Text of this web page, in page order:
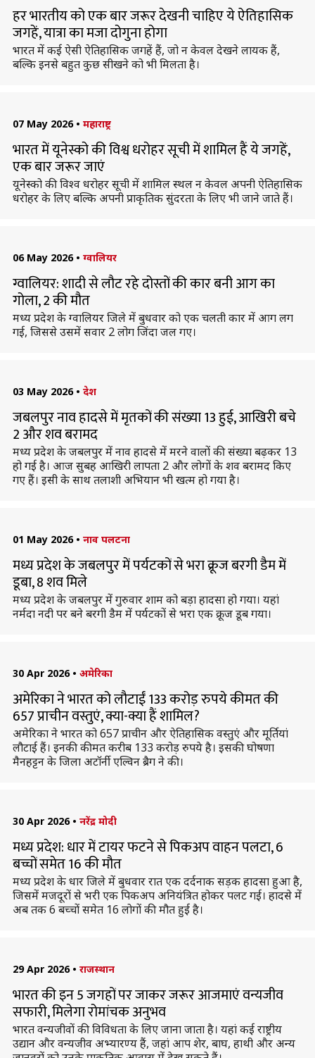
हर भारतीय को एक बार जरूर देखनी चाहिए ये ऐतिहासिक
जगहें, यात्रा का मजा दोगुना होगा
भारत में कई ऐसी ऐतिहासिक जगहें हैं, जो न केवल देखने लायक हैं,
बल्कि इनसे बहुत कुछ सीखने को भी मिलता है।
07 May 2026 • महाराष्ट्र
भारत में यूनेस्को की विश्व धरोहर सूची में शामिल हैं ये जगहें,
एक बार जरूर जाएं
यूनेस्को की विश्व धरोहर सूची में शामिल स्थल न केवल अपनी ऐतिहासिक
धरोहर के लिए बल्कि अपनी प्राकृतिक सुंदरता के लिए भी जाने जाते हैं।
06 May 2026 • ग्वालियर
ग्वालियर: शादी से लौट रहे दोस्तों की कार बनी आग का
गोला, 2 की मौत
मध्य प्रदेश के ग्वालियर जिले में बुधवार को एक चलती कार में आग लग
गई, जिससे उसमें सवार 2 लोग जिंदा जल गए।
03 May 2026 • देश
जबलपुर नाव हादसे में मृतकों की संख्या 13 हुई, आखिरी बचे
2 और शव बरामद
मध्य प्रदेश के जबलपुर में नाव हादसे में मरने वालों की संख्या बढ़कर 13
हो गई है। आज सुबह आखिरी लापता 2 और लोगों के शव बरामद किए
गए हैं। इसी के साथ तलाशी अभियान भी खत्म हो गया है।
01 May 2026 • नाव पलटना
मध्य प्रदेश के जबलपुर में पर्यटकों से भरा क्रूज बरगी डैम में
डूबा, 8 शव मिले
मध्य प्रदेश के जबलपुर में गुरुवार शाम को बड़ा हादसा हो गया। यहां
नर्मदा नदी पर बने बरगी डैम में पर्यटकों से भरा एक क्रूज डूब गया।
30 Apr 2026 • अमेरिका
अमेरिका ने भारत को लौटाईं 133 करोड़ रुपये कीमत की
657 प्राचीन वस्तुएं, क्या-क्या हैं शामिल?
अमेरिका ने भारत को 657 प्राचीन और ऐतिहासिक वस्तुएं और मूर्तियां
लौटाई हैं। इनकी कीमत करीब 133 करोड़ रुपये है। इसकी घोषणा
मैनहट्टन के जिला अटॉर्नी एल्विन ब्रैग ने की।
30 Apr 2026 • नरेंद्र मोदी
मध्य प्रदेश: धार में टायर फटने से पिकअप वाहन पलटा, 6
बच्चों समेत 16 की मौत
मध्य प्रदेश के धार जिले में बुधवार रात एक दर्दनाक सड़क हादसा हुआ है,
जिसमें मजदूरों से भरी एक पिकअप अनियंत्रित होकर पलट गई। हादसे में
अब तक 6 बच्चों समेत 16 लोगों की मौत हुई है।
29 Apr 2026 • राजस्थान
भारत की इन 5 जगहों पर जाकर जरूर आजमाएं वन्यजीव
सफारी, मिलेगा रोमांचक अनुभव
भारत वन्यजीवों की विविधता के लिए जाना जाता है। यहां कई राष्ट्रीय
उद्यान और वन्यजीव अभ्यारण्य हैं, जहां आप शेर, बाघ, हाथी और अन्य